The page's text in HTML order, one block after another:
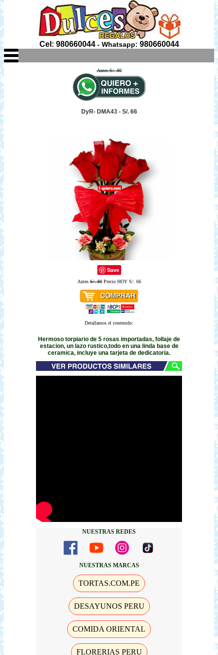
Cel: 980660044- Whatsapp: 980660044
Antes S/. 80
DyR- DMA43 - S/. 66
Save
AntesS/. 80Precio HOY S/. 66
Detallamos el contenido:
Hermoso torpiario de 5 rosas importadas, follaje de
estacion, un lazo rustico,todo en una linda base de
ceramica, incluye una tarjeta de dedicatoria.
NUESTRAS REDES
NUESTRAS MARCAS
TORTAS.COM.PE
DESAYUNOS PERU
COMIDA ORIENTAL
FLORERIAS PERU